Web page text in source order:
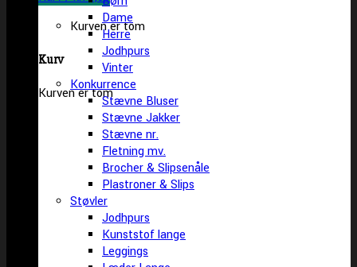
Kurven er tom
Kurv
Kurven er tom
Dame
Herre
Jodhpurs
Vinter
Konkurrence
Stævne Bluser
Stævne Jakker
Stævne nr.
Fletning mv.
Brocher & Slipsenåle
Plastroner & Slips
Støvler
Jodhpurs
Kunststof lange
Leggings